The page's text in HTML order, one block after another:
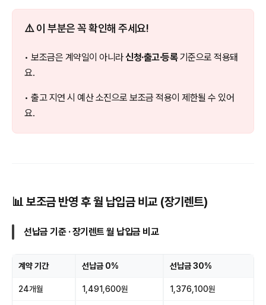
⚠️ 이 부분은 꼭 확인해 주세요!
• 보조금은 계약일이 아니라신청·출고·등록기준으로 적용돼
요.
• 출고 지연 시 예산 소진으로 보조금 적용이 제한될 수 있어
요.
📊 보조금 반영 후 월 납입금 비교 (장기렌트)
선납금 기준 · 장기렌트 월 납입금 비교
계약 기간 선납금 0% 선납금 30%
24개월 1,491,600원 1,376,100원